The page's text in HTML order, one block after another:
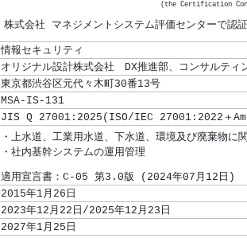
(the Certification
株式会社 マネジメントシステム評価センターで認
情報セキュリティ
オリジナル設計株式会社 DX推進部、コンサルティ
東京都渋谷区元代々木町30番13号
MSA-IS-131
JIS Q 27001:2025(ISO/IEC 27001:2022＋
適用宣言書：C-05 第3.0版 (2024年07月12日)
2015年1月26日
2023年12月22日/2025年12月23日
2027年1月25日